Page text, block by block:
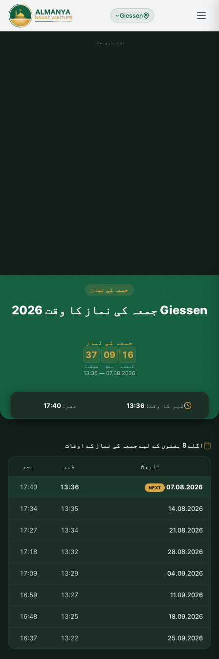
Giessen
اشتہاری جگہ
جمعہ کی نماز
Giessen جمعہ کی نماز کا وقت 2026
جمعہ کی نماز
16
گھنٹے
:
09
منٹ
:
37
سیکنڈ
07.08.2026 — 13:36
ظہر کا وقت: 13:36 عصر: 17:40
اگلے 8 ہفتوں کے لیے جمعہ کی نماز کے اوقات
تاریخ ظہر عصر
07.08.2026
NEXT
13:36
17:40
14.08.2026
13:35
17:34
21.08.2026
13:34
17:27
28.08.2026
13:32
17:18
04.09.2026
13:29
17:09
11.09.2026
13:27
16:59
18.09.2026
13:25
16:48
25.09.2026
13:22
16:37